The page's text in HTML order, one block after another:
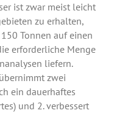
ist zwar meist leicht
zu erhalten,
Tonnen auf einen
erforderliche Menge
liefern.
zwei
ein dauerhaftes
und 2. verbessert